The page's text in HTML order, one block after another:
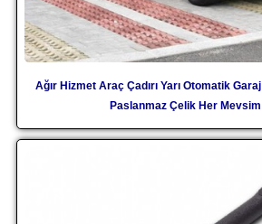
Ağır Hizmet Araç Çadırı Yarı Otomatik
Paslanmaz Çelik Her